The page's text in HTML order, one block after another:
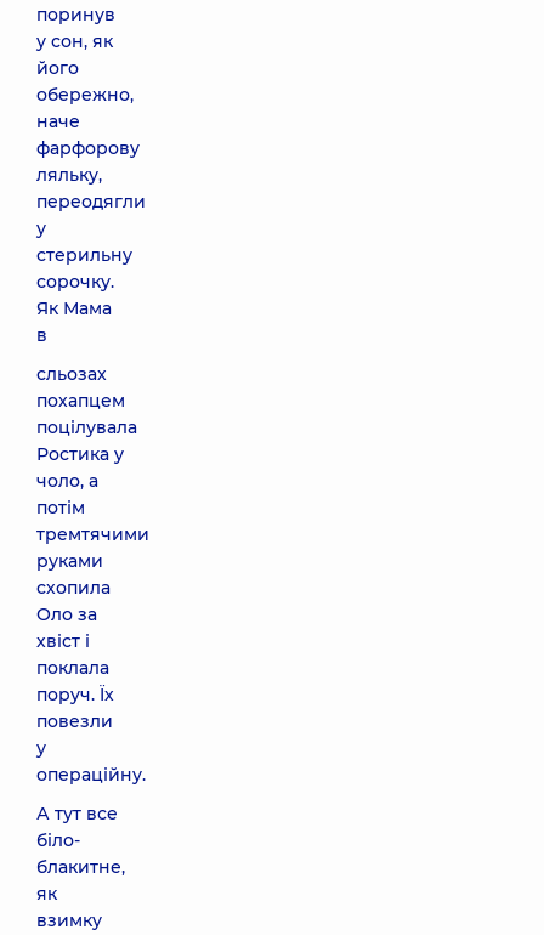
поринув
у сон, як
його
обережно,
наче
фарфорову
ляльку,
переодягли
у
стерильну
сорочку.
Як Мама
в
сльозах
похапцем
поцілувала
Ростика у
чоло, а
потім
тремтячими
руками
схопила
Оло за
хвіст і
поклала
поруч. Їх
повезли
у
операційну.
А тут все
біло-
блакитне,
як
взимку